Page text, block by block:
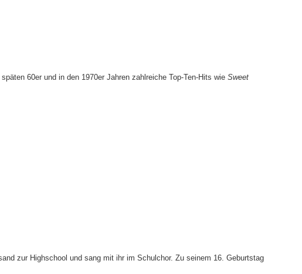
60er und in den 1970er Jahren zahlreiche Top-Ten-Hits wie Sweet
zur Highschool und sang mit ihr im Schulchor. Zu seinem 16. Geburtstag